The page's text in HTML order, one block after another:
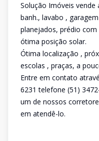
Solução Imóveis
banh., lavabo ,
planejados, prédio
ótima posição solar.
Ótima localização ,
escolas , praças, a
Entre em contato
6231 telefone (51)
um de nossos
em atendê-lo.